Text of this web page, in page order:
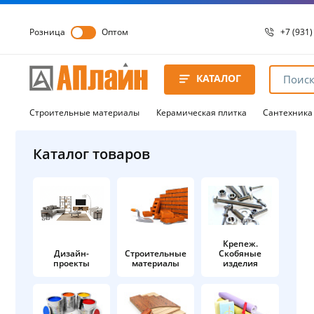
Розница Оптом +7
8 8172
8 8172
КАТАЛОГ
Строительные материалы Керамическая плитка Сантехника
Каталог товаров
Дизайн-
проекты
Строительные
материалы
Крепеж.
Скобяные
изделия